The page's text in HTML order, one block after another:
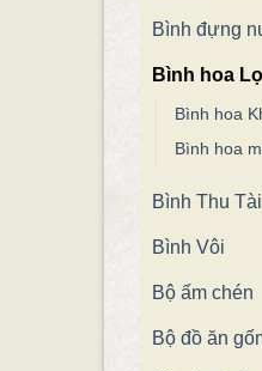
Bình đựng
Bình hoa
Bình hoa
Bình hoa
Bình Thu
Bình Vôi
Bộ ấm chén
Bộ đồ ăn